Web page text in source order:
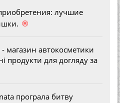
лучшие
®
магазин автокосметики
продукти для догляду за
програла битву